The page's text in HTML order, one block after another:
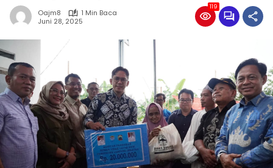
Oajm8
1 Min Baca
Juni 28, 2025
119